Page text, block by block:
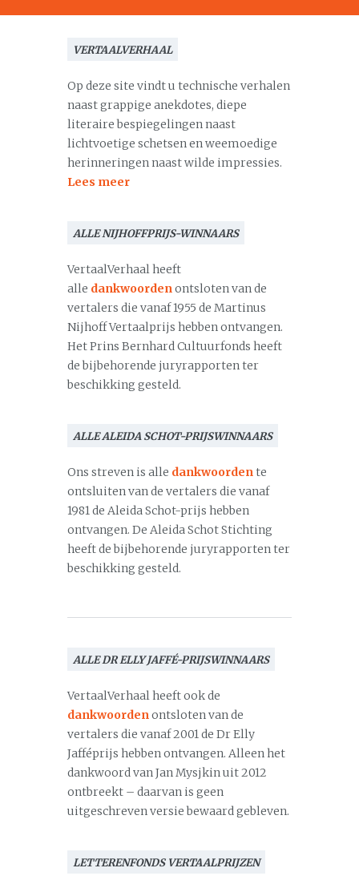
VERTAALVERHAAL
Op deze site vindt u technische verhalen
naast grappige anekdotes, diepe
literaire bespiegelingen naast
lichtvoetige schetsen en weemoedige
herinneringen naast wilde impressies.
Lees meer
ALLE NIJHOFFPRIJS-WINNAARS
VertaalVerhaal heeft
alle dankwoordenontsloten van de
vertalers die vanaf 1955 de Martinus
Nijhoff Vertaalprijs hebben ontvangen.
Het Prins Bernhard Cultuurfonds heeft
de bijbehorende juryrapporten ter
beschikking gesteld.
ALLE ALEIDA SCHOT-PRIJSWINNAARS
Ons streven is alle dankwoordente
ontsluiten van de vertalers die vanaf
1981 de Aleida Schot-prijs hebben
ontvangen. De Aleida Schot Stichting
heeft de bijbehorende juryrapporten ter
beschikking gesteld.
ALLE DR ELLY JAFFÉ-PRIJSWINNAARS
VertaalVerhaal heeft ook de
dankwoordenontsloten van de
vertalers die vanaf 2001 de Dr Elly
Jafféprijs hebben ontvangen. Alleen het
dankwoord van Jan Mysjkin uit 2012
ontbreekt – daarvan is geen
uitgeschreven versie bewaard gebleven.
LETTERENFONDS VERTAALPRIJZEN